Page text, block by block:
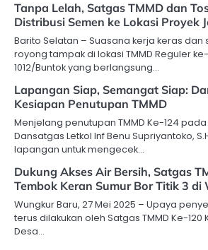
Tanpa Lelah, Satgas TMMD dan
Distribusi Semen ke Lokasi Proyek
Barito Selatan – Suasana kerja keras
royong tampak di lokasi TMMD Reguler
1012/Buntok yang berlangsung…
Lapangan Siap, Semangat Siap:
Kesiapan Penutupan TMMD
Menjelang penutupan TMMD Ke-124 pada
Dansatgas Letkol Inf Benu Supriyantoko,
lapangan untuk mengecek…
Dukung Akses Air Bersih, Satgas
Tembok Keran Sumur Bor Titik 3 di
Wungkur Baru, 27 Mei 2025 – Upaya
terus dilakukan oleh Satgas TMMD Ke-120
Desa…